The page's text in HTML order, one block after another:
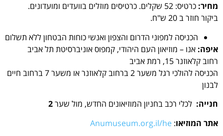
מחיר: כרטיס: 52 שקלים. כרטיסים מוזלים בוועדים ומועדונים.
ביקור חוזר ב 20 ש"ח.
הכניסה למפוני הדרום והצפון ואנשי כוחות הבטחון ללא תשלום
איפה: אנו – מוזיאון העם היהודי, קמפוס אוניברסיטת תל אביב
רחוב קלאוזנר 15, רמת אביב
הכניסה להולכי רגל משער 2 ברחוב קלאוזנר או משער 7 ברחוב חיים
לבנון
חנייה: לכלי רכב בחניון המוזיאונים החדש, מול שער
אתר המוזיאו:
Anumuseum.org.il/he